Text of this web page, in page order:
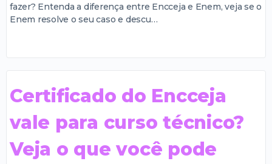
fazer? Entenda a diferença entre Encceja e Enem, veja se o
Enem resolve o seu caso e descu…
Certificado do Encceja
vale para curso técnico?
Veja o que você pode